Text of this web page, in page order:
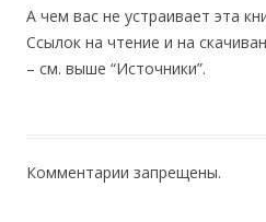
А чем вас не устраивает эта
Ссылок на чтение и на
– см. выше “Источники”.
Комментарии запрещены.